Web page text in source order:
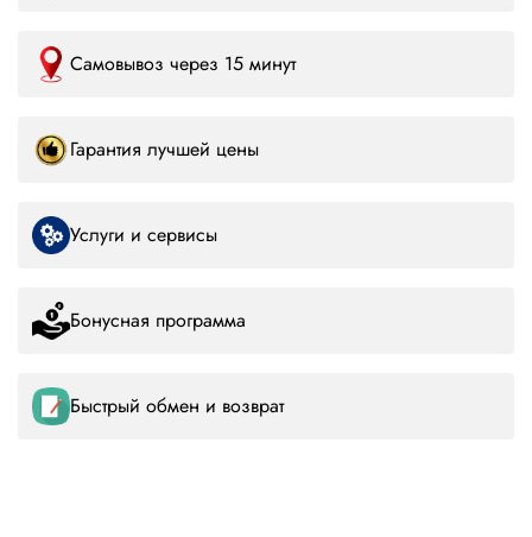
Самовывоз через 15 минут
Гарантия лучшей цены
Услуги и сервисы
Бонусная программа
Быстрый обмен и возврат